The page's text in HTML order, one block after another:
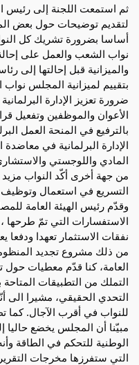
ثم استمعت اللجنة إلى رئيس
لتقديم توضيحات حول بعض
أساسا بضرورة تشريك كل
نواب الشعب والعمل على
والميزانية قبل إحالتها إلى
ضرورة تعزيز الإدارة
الأعوان والموظفين وتفعيل
بالترفيع في المنحة العمل
الإدارة البرلمانية في
المادي واللوجستي
من جهة أخرى أكّد النواب مزيد
التسريع في استعمال وتوظيف
وقدّم رئيس الهيئة العامة
الاستفسارات التي تمّ طرحها
نفقات الاستثمار تعهدا
من ذلك مشروع تجديد
العامة، كنا قدّم معطيات حول
التملك من التطبيقات
التحدي الحقيقي، مشيرا الى
للنواب في أقرب الآجال. كما
مبيّنا أن المجلس يخضع حاليا
الوطنية للتحكم في الطاقة
التي ستفرزها مخرجات